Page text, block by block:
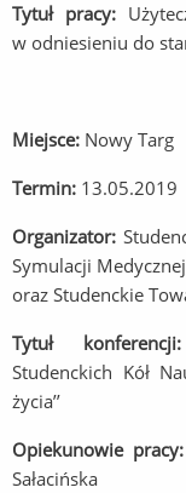
Tytuł pracy:
w odniesieniu do
Miejsce: Nowy Targ
Termin: 13.05.2019
Organizator:
Symulacji
oraz Studenckie
Tytuł
Studenckich Kół
życia’’
Opiekunowie pracy:
Sałacińska